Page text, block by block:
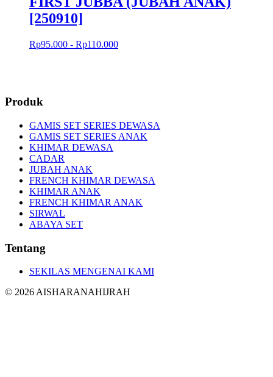
[250910]
Rp95.000 - Rp110.000
Produk
GAMIS SET SERIES DEWASA
GAMIS SET SERIES ANAK
KHIMAR DEWASA
CADAR
JUBAH ANAK
FRENCH KHIMAR DEWASA
KHIMAR ANAK
FRENCH KHIMAR ANAK
SIRWAL
ABAYA SET
Tentang
SEKILAS MENGENAI KAMI
© 2026 AISHARANAHIJRAH